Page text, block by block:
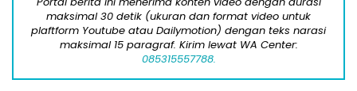
maksimal 30 detik (ukuran dan format video untuk
plaftform Youtube atau Dailymotion) dengan teks narasi
maksimal 15 paragraf. Kirim lewat WA Center:
085315557788.